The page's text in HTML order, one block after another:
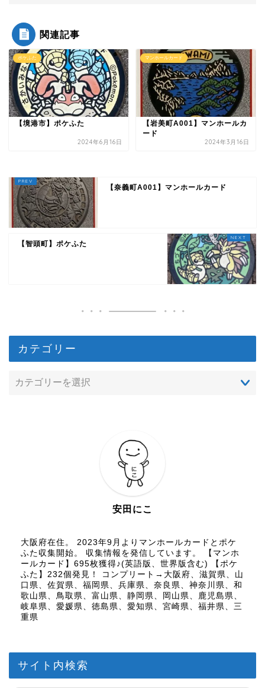
関連記事
ポケふた
【境港市】ポケふた
2024年6月16日
マンホールカード
【岩美町A001】マンホールカ
ード
2024年3月16日
【奈義町A001】マンホールカード
【智頭町】ポケふた
カテゴリー
安田にこ
大阪府在住。 2023年9月よりマンホールカードとポケ
ふた収集開始。 収集情報を発信しています。 【マンホ
ールカード】695枚獲得♪(英語版、世界版含む) 【ポケ
ふた】232個発見！ コンプリート→大阪府、滋賀県、山
口県、佐賀県、福岡県、兵庫県、奈良県、神奈川県、和
歌山県、鳥取県、富山県、静岡県、岡山県、鹿児島県、
岐阜県、愛媛県、徳島県、愛知県、宮崎県、福井県、三
重県
サイト内検索